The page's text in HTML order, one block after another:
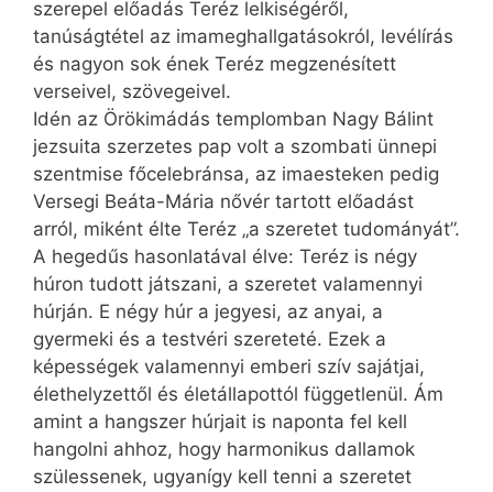
szerepel előadás Teréz lelkiségéről,
tanúságtétel az imameghallgatásokról, levélírás
és nagyon sok ének Teréz megzenésített
verseivel, szövegeivel.
Idén az Örökimádás templomban Nagy Bálint
jezsuita szerzetes pap volt a szombati ünnepi
szentmise főcelebránsa, az imaesteken pedig
Versegi Beáta-Mária nővér tartott előadást
arról, miként élte Teréz „a szeretet tudományát”.
A hegedűs hasonlatával élve: Teréz is négy
húron tudott játszani, a szeretet valamennyi
húrján. E négy húr a jegyesi, az anyai, a
gyermeki és a testvéri szereteté. Ezek a
képességek valamennyi emberi szív sajátjai,
élethelyzettől és életállapottól függetlenül. Ám
amint a hangszer húrjait is naponta fel kell
hangolni ahhoz, hogy harmonikus dallamok
szülessenek, ugyanígy kell tenni a szeretet